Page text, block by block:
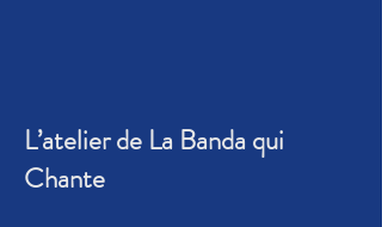
L’atelier de La Banda qui
Chante